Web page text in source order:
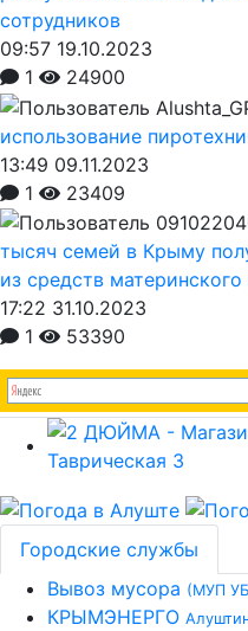
сотрудников
09:57 19.10.2023
1
24900
использование
13:49 09.11.2023
1
23409
тысяч семей в Крыму
из средств материнского
17:22 31.10.2023
1
53390
Городские службы
Вывоз мусора (МУП
КРЫМЭНЕРГО